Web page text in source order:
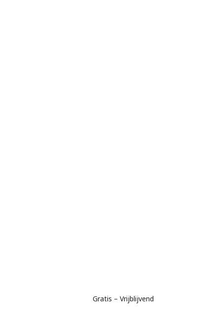
Gratis – Vrijblijvend